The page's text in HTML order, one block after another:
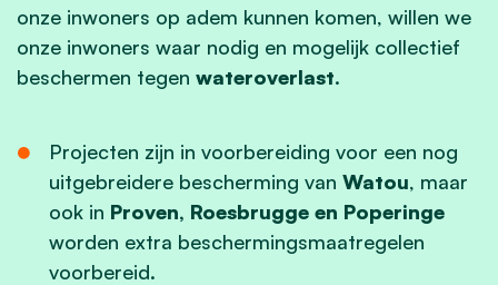
onze inwoners op adem kunnen komen, willen we
onze inwoners waar nodig en mogelijk collectief
beschermen tegen wateroverlast.
Projecten zijn in voorbereiding voor een nog
uitgebreidere bescherming van Watou, maar
ook in Proven, Roesbrugge en Poperinge
worden extra beschermingsmaatregelen
voorbereid.